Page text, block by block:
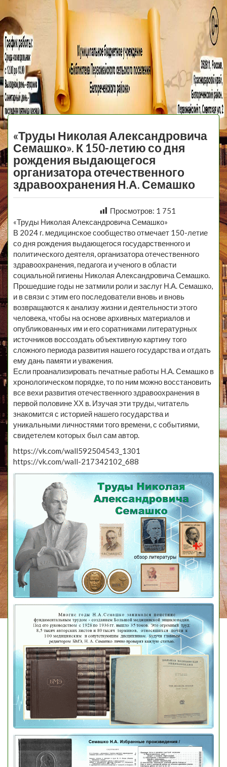
МБУ Библиотека
Первомайского
Сельского
Поселения
«Труды Николая Александровича
Семашко». К 150-летию со дня
рождения выдающегося
организатора отечественного
здравоохранения Н.А. Семашко
Просмотров: 1 751
«Труды Николая Александровича Семашко»
В 2024 г. медицинское сообщество отмечает 150-летие
со дня рождения выдающегося государственного и
политического деятеля, организатора отечественного
здравоохранения, педагога и ученого в области
социальной гигиены Николая Александровича Семашко.
Прошедшие годы не затмили роли и заслуг Н.А. Семашко,
и в связи с этим его последователи вновь и вновь
возвращаются к анализу жизни и деятельности этого
человека, чтобы на основе архивных материалов и
опубликованных им и его соратниками литературных
источников воссоздать объективную картину того
сложного периода развития нашего государства и отдать
ему дань памяти и уважения.
Если проанализировать печатные работы Н.А. Семашко в
хронологическом порядке, то по ним можно восстановить
все вехи развития отечественного здравоохранения в
первой половине ХХ в. Изучая эти труды, читатель
знакомится с историей нашего государства и
уникальными личностями того времени, с событиями,
свидетелем которых был сам автор.
https://vk.com/wall592504543_1301
https://vk.com/wall-217342102_688